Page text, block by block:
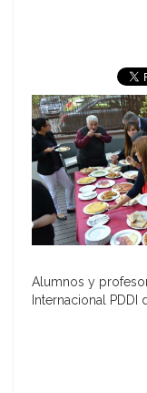
Alumnos y
Internacional PDDI